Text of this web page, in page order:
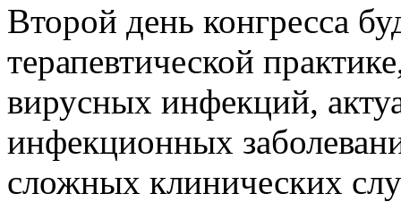
Второй день конгресса
терапевтической
вирусных инфекций,
инфекционных
сложных клинических